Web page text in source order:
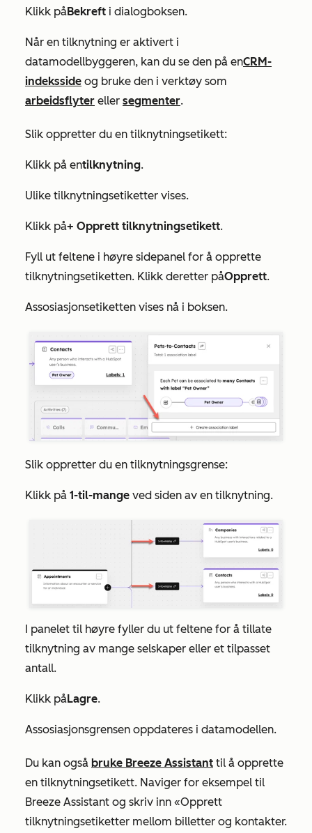
Klikk påBekreft i dialogboksen.
Når en tilknytning er aktivert i
datamodellbyggeren, kan du se den på enCRM-
indeksside og bruke den i verktøy som
arbeidsflyter eller segmenter.
Slik oppretter du en tilknytningsetikett:
Klikk på entilknytning.
Ulike tilknytningsetiketter vises.
Klikk på+ Opprett tilknytningsetikett.
Fyll ut feltene i høyre sidepanel for å opprette
tilknytningsetiketten. Klikk deretter påOpprett.
Assosiasjonsetiketten vises nå i boksen.
Slik oppretter du en tilknytningsgrense:
Klikk på 1-til-mange ved siden av en tilknytning.
I panelet til høyre fyller du ut feltene for å tillate
tilknytning av mange selskaper eller et tilpasset
antall.
Klikk påLagre.
Assosiasjonsgrensen oppdateres i datamodellen.
Du kan også bruke Breeze Assistant til å opprette
en tilknytningsetikett. Naviger for eksempel til
Breeze Assistant og skriv inn «Opprett
tilknytningsetiketter mellom billetter og kontakter.